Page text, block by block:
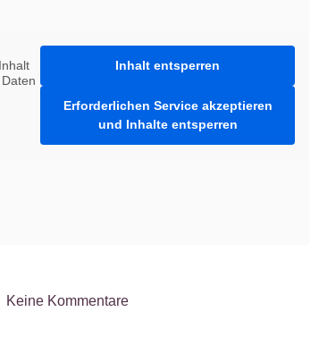
Inhalt entsperren
Erforderlichen Service akzeptieren
und Inhalte entsperren
Keine Kommentare